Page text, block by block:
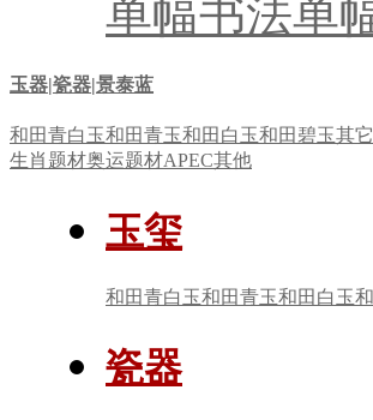
单幅书法单
玉器|瓷器|景泰蓝
和田青白玉和田青玉和田白玉和田碧玉其它
生肖题材奥运题材APEC其他
玉玺
和田青白玉和田青玉和田白玉
瓷器